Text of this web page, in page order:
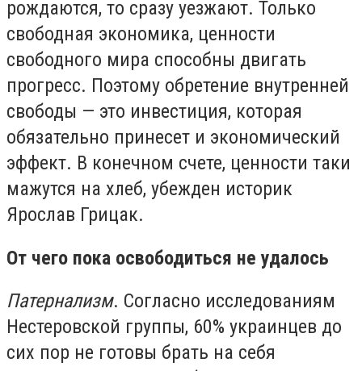
рождаются, то сразу уезжают. Только
свободная экономика, ценности
свободного мира способны двигать
прогресс. Поэтому обретение внутренней
свободы — это инвестиция, которая
обязательно принесет и экономический
эффект. В конечном счете, ценности таки
мажутся на хлеб, убежден историк
Ярослав Грицак.
От чего пока освободиться не удалось
Патернализм. Согласно исследованиям
Нестеровской группы, 60% украинцев до
сих пор не готовы брать на себя